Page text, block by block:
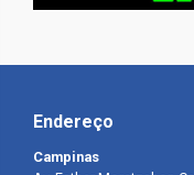
Endereço
Campinas